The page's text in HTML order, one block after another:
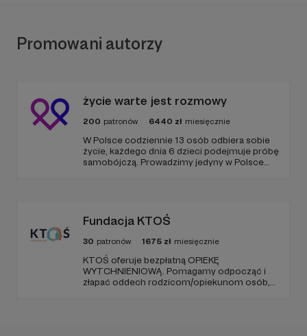
Promowani autorzy
życie warte jest rozmowy
200 patronów 6440 zł miesięcznie
W Polsce codziennie 13 osób odbiera sobie
życie, każdego dnia 6 dzieci podejmuje próbę
samobójczą. Prowadzimy jedyny w Polsce
pomóc.
Fundacja KTOŚ
30 patronów 1675 zł miesięcznie
KTOŚ oferuje bezpłatną OPIEKĘ
WYTCHNIENIOWĄ. Pomagamy odpocząć i
złapać oddech rodzicom/opiekunom osób,